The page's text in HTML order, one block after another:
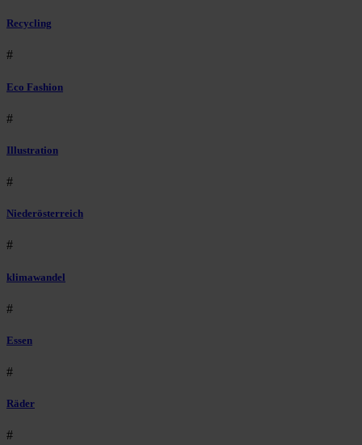
Recycling
#
Eco Fashion
#
Illustration
#
Niederösterreich
#
klimawandel
#
Essen
#
Räder
#